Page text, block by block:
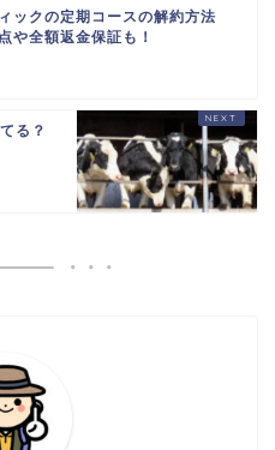
ックの定期コースの解約方法
や全額返金保証も！
る？